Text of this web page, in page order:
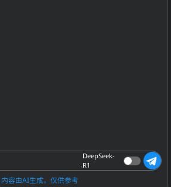
DeepSeek-
R1
内容由AI生成，仅供参考